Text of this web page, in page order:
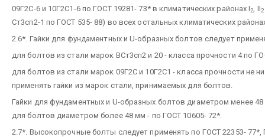
09Г2С-6 и 10Г2С1-6 по ГОСТ 19281- 73* в климатических районах I2 , II2
Ст3сп2-1 по ГОСТ 535- 88) во всех остальных климатических
2.6*. Гайки для фундаментных и U-образных болтов следует
для болтов из стали марок ВСт3сп2 и 20 - класса прочности 4 по
для болтов из стали марок 09Г2С и 10Г2С1 - класса прочности не
применять гайки из марок стали, принимаемых для болтов.
Гайки для фундаментных и U-образных болтов диаметром менее
для болтов диаметром более 48 мм - по ГОСТ 10605- 72*.
2.7*. Высокопрочные болты следует применять по ГОСТ 22353- 77*,